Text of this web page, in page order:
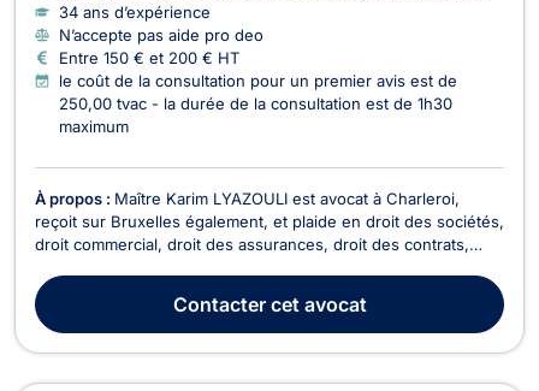
34 ans d’expérience
N’accepte pas aide pro deo
Entre 150 € et 200 € HT
le coût de la consultation pour un premier avis est de
250,00 tvac - la durée de la consultation est de 1h30
maximum
À propos : Maître Karim LYAZOULI est avocat à Charleroi,
reçoit sur Bruxelles également, et plaide en droit des sociétés,
droit commercial, droit des assurances, droit des contrats,
accompagne lors de la création et la vie de la société (choix
de la structure, apports...
Contactercet avocat